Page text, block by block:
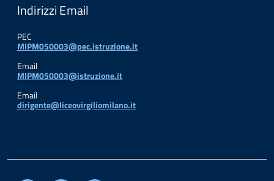
Indirizzi Email
PEC
MIPM050003@pec.istruzione.it
Email
MIPM050003@istruzione.it
Email
dirigente@liceovirgiliomilano.it